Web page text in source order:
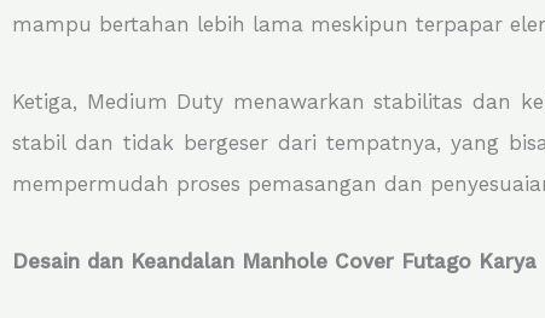
mampu bertahan lebih lama meskipun terpapar
Ketiga, Medium Duty menawarkan stabilitas dan
stabil dan tidak bergeser dari tempatnya, yang
mempermudah proses pemasangan dan
Desain dan Keandalan Manhole Cover Futago Karya